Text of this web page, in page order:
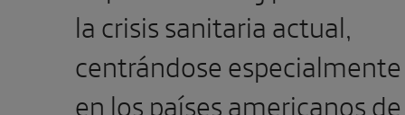
la crisis sanitaria actual,
centrándose especialmente
en los países americanos de